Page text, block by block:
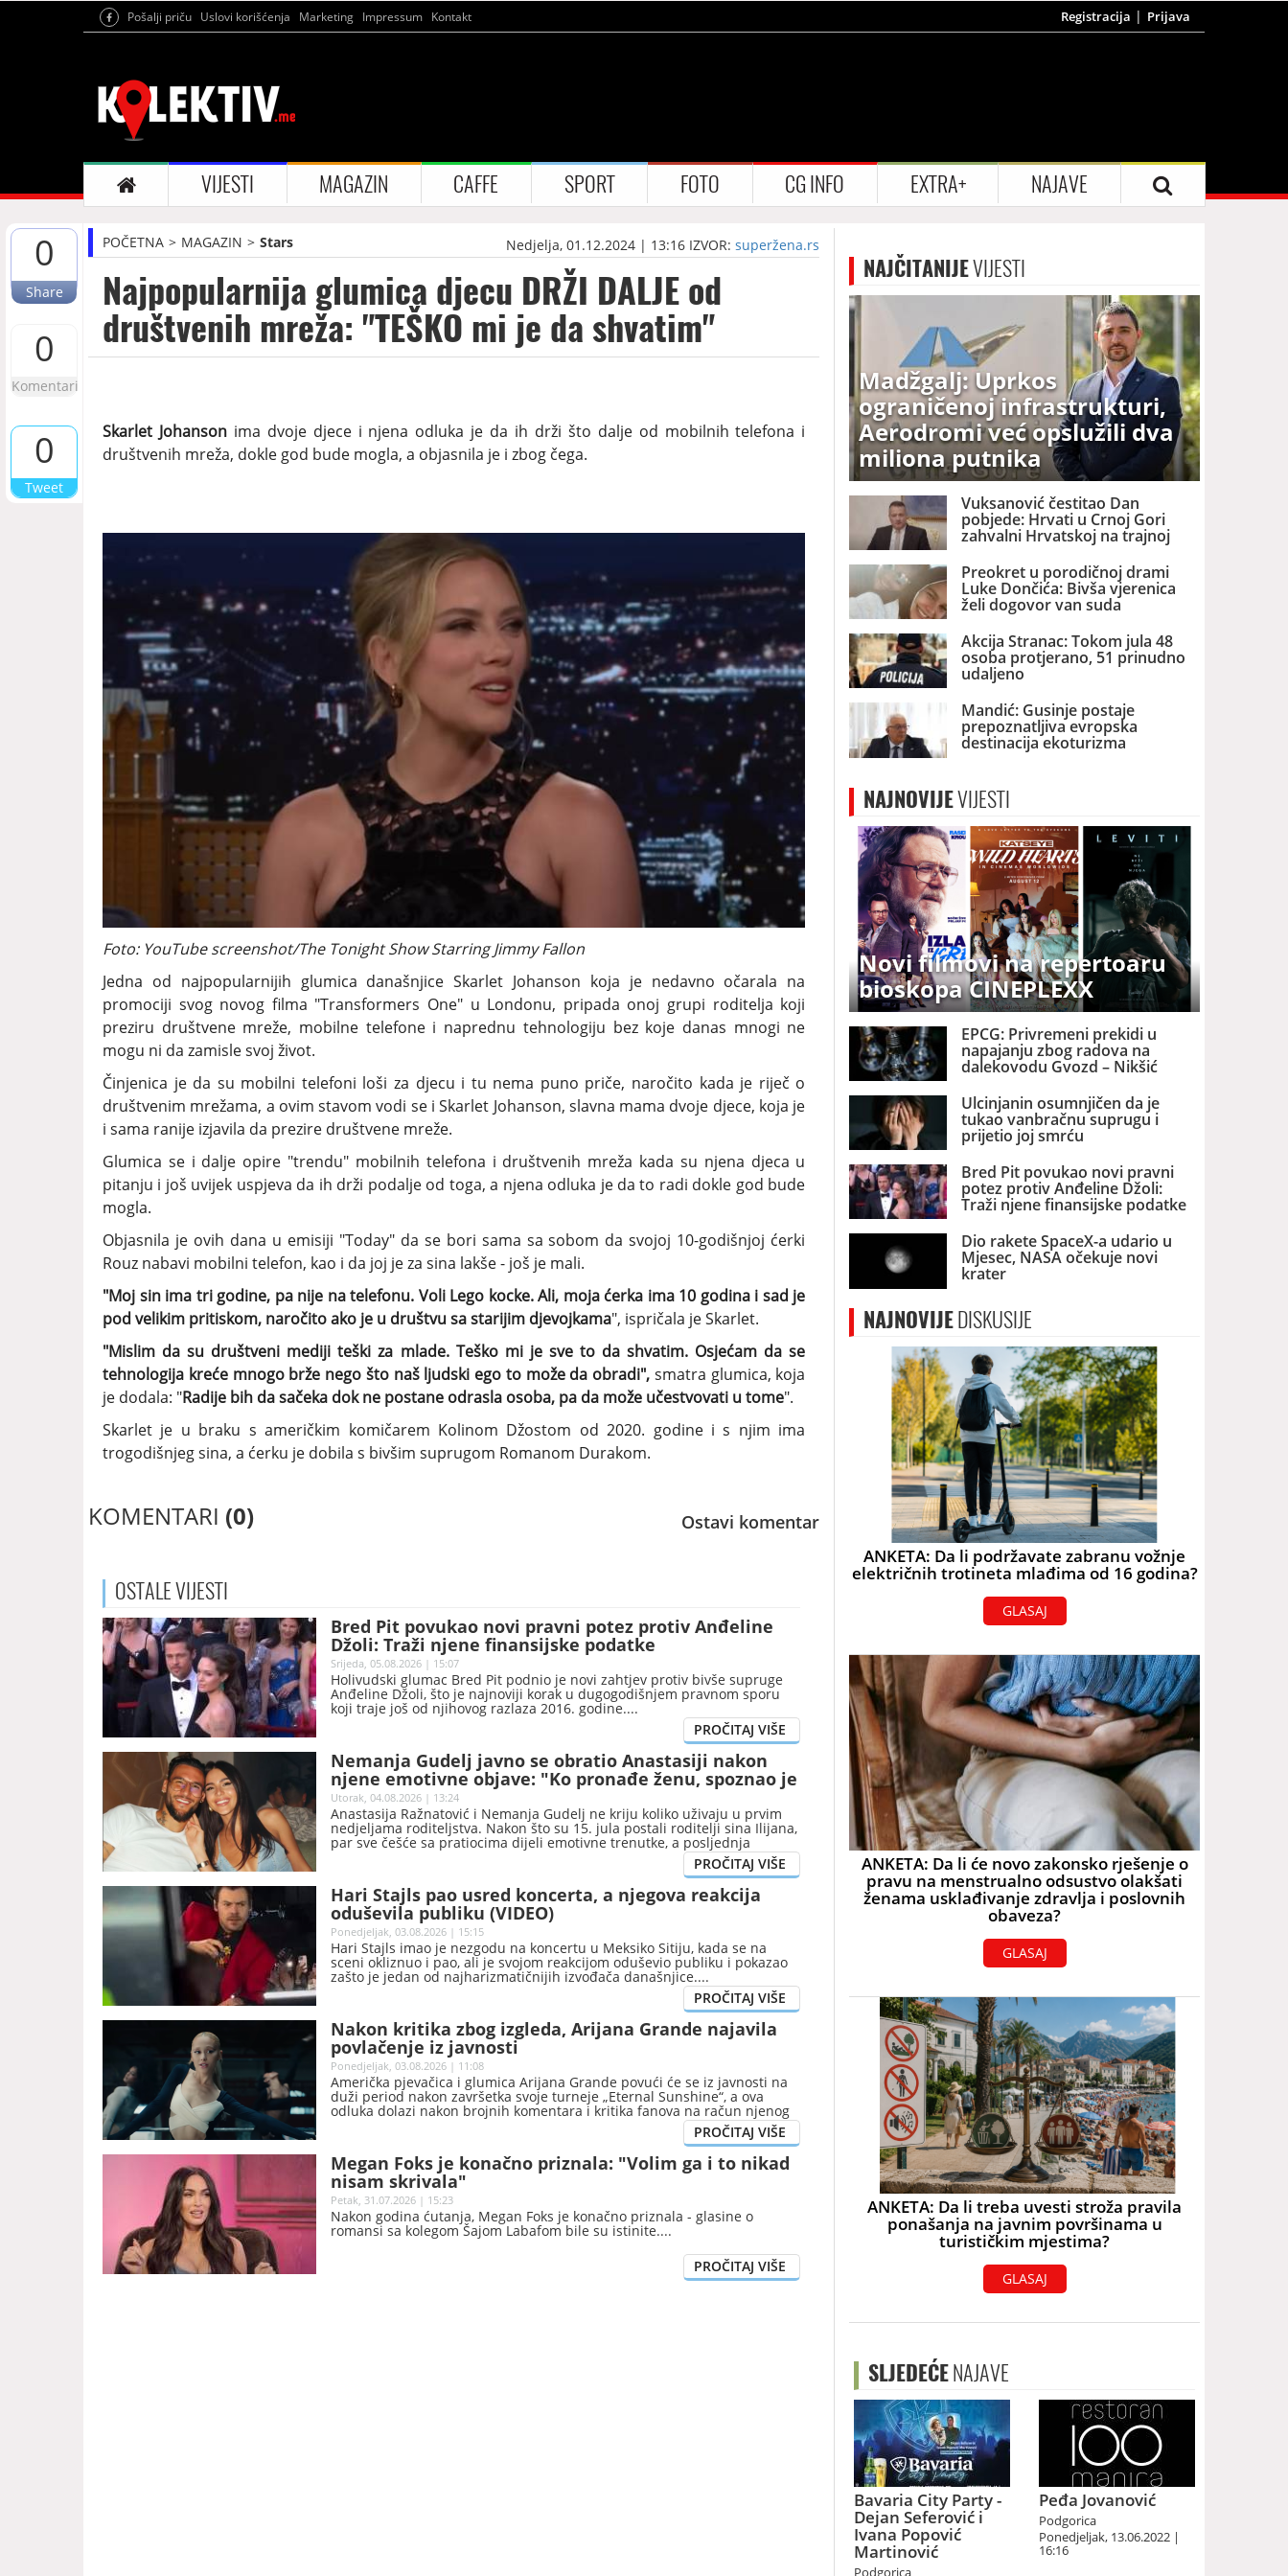
Pošalji priču Uslovi korišćenja Marketing Impressum Kontakt Registracija Prijava
VIJESTI MAGAZIN CAFFE SPORT FOTO CG INFO EXTRA+ NAJAVE
0
Share
0
Komentari
0
Tweet
POČETNA MAGAZIN Stars Nedjelja, 01.12.2024 | 13:16 IZVOR:superžena.rs
Najpopularnija glumica djecu DRŽI DALJE od
društvenih mreža: "TEŠKO mi je da shvatim"
Skarlet Johansonima dvoje djece i njena odluka je da ih drži što dalje od mobilnih telefona i
društvenih mreža, dokle god bude mogla, a objasnila je i zbog čega.
Foto: YouTube screenshot/The Tonight Show Starring Jimmy Fallon
Jedna od najpopularnijih glumica današnjice Skarlet Johanson koja je nedavno očarala na
promociji svog novog filma "Transformers One" u Londonu, pripada onoj grupi roditelja koji
preziru društvene mreže, mobilne telefone i naprednu tehnologiju bez koje danas mnogi ne
mogu ni da zamisle svoj život.
Činjenica je da su mobilni telefoni loši za djecu i tu nema puno priče, naročito kada je riječ o
društvenim mrežama, a ovim stavom vodi se i Skarlet Johanson, slavna mama dvoje djece, koja je
i sama ranije izjavila da prezire društvene mreže.
Glumica se i dalje opire "trendu" mobilnih telefona i društvenih mreža kada su njena djeca u
pitanju i još uvijek uspjeva da ih drži podalje od toga, a njena odluka je da to radi dokle god bude
mogla.
Objasnila je ovih dana u emisiji "Today" da se bori sama sa sobom da svojoj 10-godišnjoj ćerki
Rouz nabavi mobilni telefon, kao i da joj je za sina lakše - još je mali.
"Moj sin ima tri godine, pa nije na telefonu. Voli Lego kocke. Ali, moja ćerka ima 10 godina i sad je
pod velikim pritiskom, naročito ako je u društvu sa starijim djevojkama", ispričala je Skarlet.
"Mislim da su društveni mediji teški za mlade. Teško mi je sve to da shvatim. Osjećam da se
tehnologija kreće mnogo brže nego što naš ljudski ego to može da obradi", smatra glumica, koja
je dodala: "Radije bih da sačeka dok ne postane odrasla osoba, pa da može učestvovati u tome".
Skarlet je u braku s američkim komičarem Kolinom Džostom od 2020. godine i s njim ima
trogodišnjeg sina, a ćerku je dobila s bivšim suprugom Romanom Durakom.
KOMENTARI (0) Ostavi komentar
OSTALEVIJESTI
Bred Pit povukao novi pravni potez protiv Anđeline
Džoli: Traži njene finansijske podatke
Srijeda, 05.08.2026 | 15:07
Holivudski glumac Bred Pit podnio je novi zahtjev protiv bivše supruge
Anđeline Džoli, što je najnoviji korak u dugogodišnjem pravnom sporu
koji traje još od njihovog razlaza 2016. godine.
Nemanja Gudelj javno se obratio Anastasiji nakon
njene emotivne objave: "Ko pronađe ženu, spoznao je
šta je dobro"
Utorak, 04.08.2026 | 13:24
Anastasija Ražnatović i Nemanja Gudelj ne kriju koliko uživaju u prvim
nedjeljama roditeljstva. Nakon što su 15. jula postali roditelji sina Ilijana,
par sve češće sa pratiocima dijeli emotivne trenutke, a posljednja
razmjena poruka na društvenim mrežama posebno je privukla pažnju.
Hari Stajls pao usred koncerta, a njegova reakcija
oduševila publiku (VIDEO)
Ponedjeljak, 03.08.2026 | 15:15
Hari Stajls imao je nezgodu na koncertu u Meksiko Sitiju, kada se na
sceni okliznuo i pao, ali je svojom reakcijom oduševio publiku i pokazao
zašto je jedan od najharizmatičnijih izvođača današnjice.
Nakon kritika zbog izgleda, Arijana Grande najavila
povlačenje iz javnosti
Ponedjeljak, 03.08.2026 | 11:08
Američka pjevačica i glumica Arijana Grande povući će se iz javnosti na
duži period nakon završetka svoje turneje „Eternal Sunshine“, a ova
odluka dolazi nakon brojnih komentara i kritika fanova na račun njenog
Megan Foks je konačno priznala: "Volim ga i to nikad
nisam skrivala"
Petak, 31.07.2026 | 15:23
Nakon godina ćutanja, Megan Foks je konačno priznala - glasine o
romansi sa kolegom Šajom Labafom bile su istinite.
NAJČITANIJEVIJESTI
Madžgalj: Uprkos
ograničenoj infrastrukturi,
Aerodromi već opslužili dva
miliona putnika
Vuksanović čestitao Dan
pobjede: Hrvati u Crnoj Gori
zahvalni Hrvatskoj na trajnoj
Preokret u porodičnoj drami
Luke Dončića: Bivša vjerenica
želi dogovor van suda
Akcija Stranac: Tokom jula 48
osoba protjerano, 51 prinudno
udaljeno
Mandić: Gusinje postaje
prepoznatljiva evropska
destinacija ekoturizma
NAJNOVIJEVIJESTI
Novi filmovi na repertoaru
bioskopa CINEPLEXX
EPCG: Privremeni prekidi u
napajanju zbog radova na
dalekovodu Gvozd – Nikšić
Ulcinjanin osumnjičen da je
tukao vanbračnu suprugu i
prijetio joj smrću
Bred Pit povukao novi pravni
potez protiv Anđeline Džoli:
Traži njene finansijske podatke
Dio rakete SpaceX-a udario u
Mjesec, NASA očekuje novi
krater
NAJNOVIJEDISKUSIJE
ANKETA: Da li podržavate zabranu vožnje
električnih trotineta mlađima od 16 godina?
GLASAJ
ANKETA: Da li će novo zakonsko rješenje o
pravu na menstrualno odsustvo olakšati
ženama usklađivanje zdravlja i poslovnih
obaveza?
GLASAJ
ANKETA: Da li treba uvesti stroža pravila
ponašanja na javnim površinama u
turističkim mjestima?
GLASAJ
SLJEDEĆENAJAVE
Bavaria City Party -
Dejan Seferović i
Ivana Popović
Martinović
Podgorica
Peđa Jovanović
Podgorica
Ponedjeljak, 13.06.2022 |
16:16